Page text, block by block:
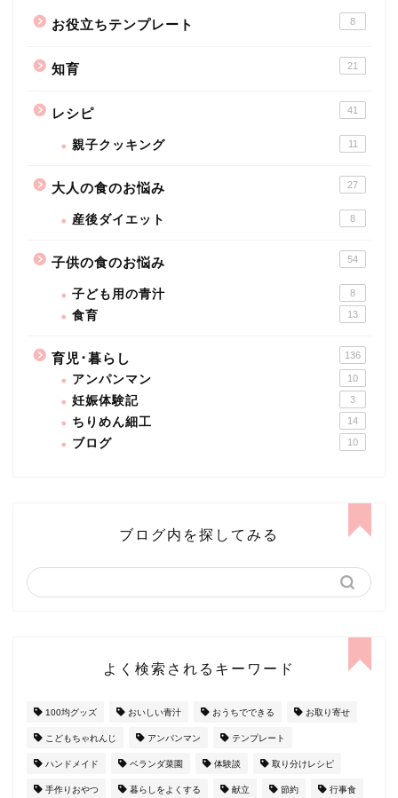
お役立ちテンプレート 8
知育 21
レシピ 41
親子クッキング 11
大人の食のお悩み 27
産後ダイエット 8
子供の食のお悩み 54
子ども用の青汁 8
食育 13
育児･暮らし 136
アンパンマン 10
妊娠体験記 3
ちりめん細工 14
ブログ 10
ブログ内を探してみる
よく検索されるキーワード
100均グッズ おいしい青汁 おうちでできる お取り寄せ
こどもちゃれんじ アンパンマン テンプレート
ハンドメイド ベランダ菜園 体験談 取り分けレシピ
手作りおやつ 暮らしをよくする 献立 節約 行事食